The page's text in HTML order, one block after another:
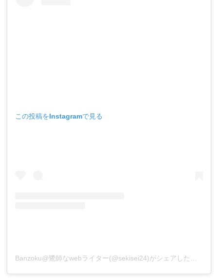
この投稿をInstagramで見る
Banzoku@鷺師なwebライター(@sekisei24)がシェアした投稿